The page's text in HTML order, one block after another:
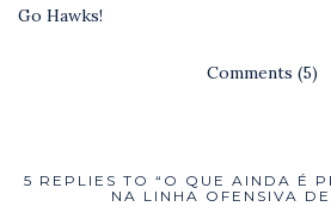
Go Hawks!
Comments (5)
5 REPLIES TO “O QUE AINDA É
NA LINHA OFENSIVA